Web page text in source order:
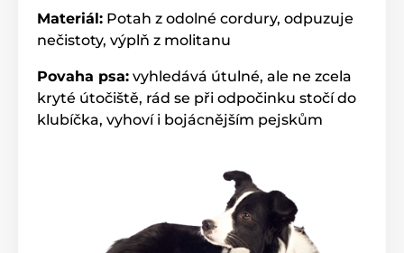
Materiál: Potah z odolné cordury, odpuzuje
nečistoty, výplň z molitanu
Povaha psa: vyhledává útulné, ale ne zcela
kryté útočiště, rád se při odpočinku stočí do
klubíčka, vyhoví i bojácnějším pejskům